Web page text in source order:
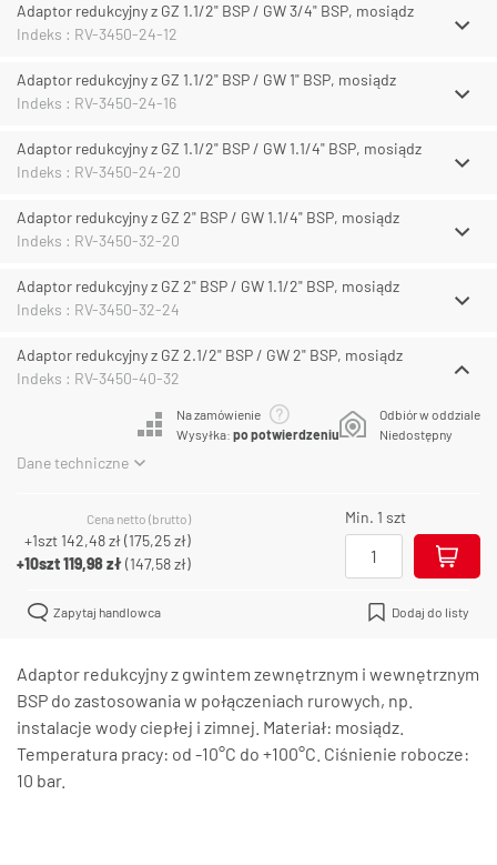
Adaptor redukcyjny z GZ 1.1/2" BSP / GW 3/4" BSP, mosiądz
Indeks : RV-3450-24-12
Adaptor redukcyjny z GZ 1.1/2" BSP / GW 1" BSP, mosiądz
Indeks : RV-3450-24-16
Adaptor redukcyjny z GZ 1.1/2" BSP / GW 1.1/4" BSP, mosiądz
Indeks : RV-3450-24-20
Adaptor redukcyjny z GZ 2" BSP / GW 1.1/4" BSP, mosiądz
Indeks : RV-3450-32-20
Adaptor redukcyjny z GZ 2" BSP / GW 1.1/2" BSP, mosiądz
Indeks : RV-3450-32-24
Adaptor redukcyjny z GZ 2.1/2" BSP / GW 2" BSP, mosiądz
Indeks : RV-3450-40-32
Na zamówienie
Wysyłka: po potwierdzeniu
Odbiór w oddziale
Niedostępny
Dane techniczne
Cena netto (brutto)
+1szt 142,48 zł(175,25 zł)
+10szt119,98 zł(147,58 zł)
Min. 1 szt
Zapytaj handlowca Dodaj do listy
Adaptor redukcyjny z gwintem zewnętrznym i wewnętrznym
BSP do zastosowania w połączeniach rurowych, np.
instalacje wody ciepłej i zimnej. Materiał: mosiądz.
Temperatura pracy: od -10°C do +100°C. Ciśnienie robocze:
10 bar.